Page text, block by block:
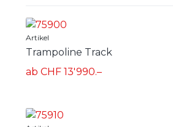
Artikel
Trampoline Track
ab CHF 13'990.–